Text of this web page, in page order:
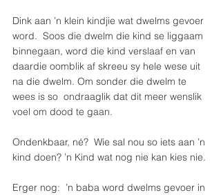
Dink aan ’n klein kindjie wat dwelms gevoer
word.  Soos die dwelm die kind se liggaam
binnegaan, word die kind verslaaf en van
daardie oomblik af skreeu sy hele wese uit
na die dwelm. Om sonder die dwelm te
wees is so  ondraaglik dat dit meer wenslik
voel om dood te gaan.
Ondenkbaar, né?  Wie sal nou so iets aan ’n
kind doen? ’n Kind wat nog nie kan kies nie.
Erger nog:  ’n baba word dwelms gevoer in